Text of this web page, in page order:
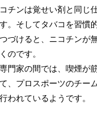
チンは覚せい剤と同じ
。そしてタバコを習慣
づけると、ニコチンが
のです。
門家の間では、喫煙が
、プロスポーツのチー
われているようです。